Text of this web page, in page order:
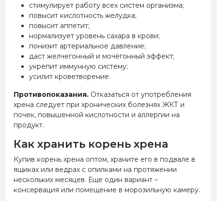
стимулирует работу всех систем организма;
повысит кислотность желудка;
повысит аппетит;
нормализует уровень сахара в крови;
понизит артериальное давление;
даст желчегонный и мочегонный эффект;
укрепит иммунную систему;
усилит кроветворение.
Противопоказания. Отказаться от употребления
хрена следует при хронических болезнях ЖКТ и
почек, повышенной кислотности и аллергии на
продукт.
Как хранить корень хрена
Купив корень хрена оптом, храните его в подвале в
ящиках или ведрах с опилками на протяжении
нескольких месяцев. Еще один вариант –
консервация или помещение в морозильную камеру.